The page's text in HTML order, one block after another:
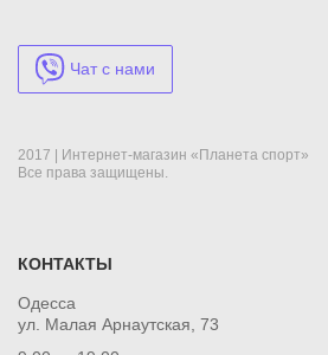
Чат с нами
2017 | Интернет-магазин «Планета спорт»
Все права защищены.
КОНТАКТЫ
Одесса
ул. Малая Арнаутская, 73